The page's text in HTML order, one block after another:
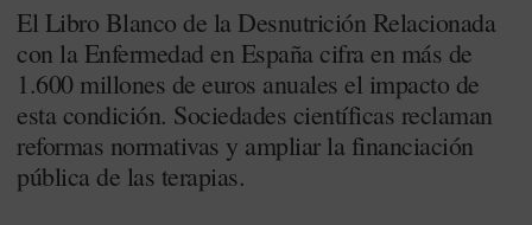
El Libro Blanco de la Desnutrición Relacionada
con la Enfermedad en España cifra en más de
1.600 millones de euros anuales el impacto de
esta condición. Sociedades científicas reclaman
reformas normativas y ampliar la financiación
pública de las terapias.